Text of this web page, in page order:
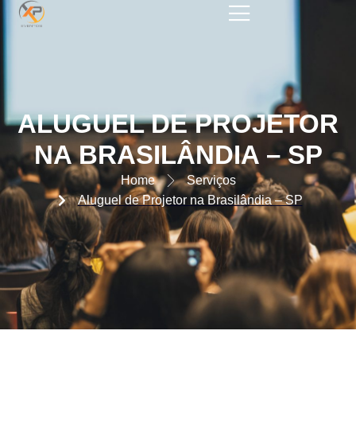
ALUGUEL DE PROJETOR
NA BRASILÂNDIA – SP
Home
Serviços
Aluguel de Projetor na Brasilândia – SP